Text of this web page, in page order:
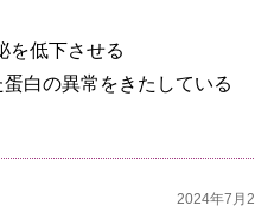
を低下させる
白の異常をきたしている
2024年7月